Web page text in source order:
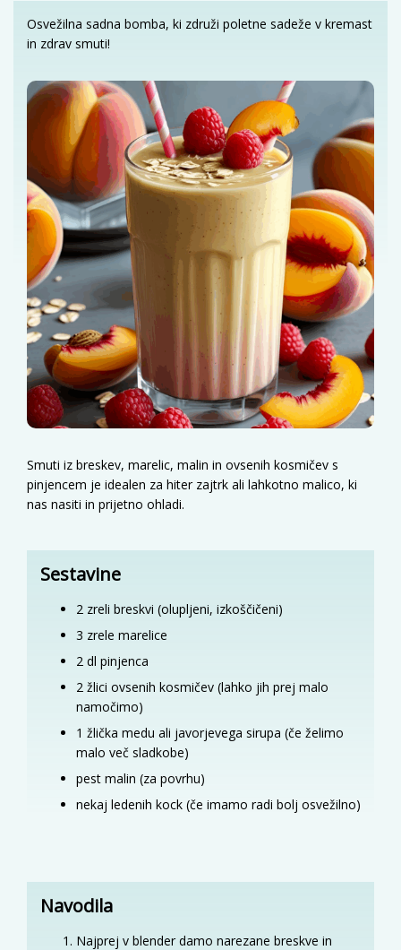
Osvežilna sadna bomba, ki združi poletne sadeže v kremast
in zdrav smuti!
Smuti iz breskev, marelic, malin in ovsenih kosmičev s
pinjencem je idealen za hiter zajtrk ali lahkotno malico, ki
nas nasiti in prijetno ohladi.
Sestavine
2 zreli breskvi (olupljeni, izkoščičeni)
3 zrele marelice
2 dl pinjenca
2 žlici ovsenih kosmičev (lahko jih prej malo
namočimo)
1 žlička medu ali javorjevega sirupa (če želimo
malo več sladkobe)
pest malin (za povrhu)
nekaj ledenih kock (če imamo radi bolj osvežilno)
Navodila
Najprej v blender damo narezane breskve in